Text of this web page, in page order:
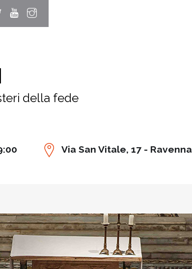
della fede
Via San Vitale, 17 - Ravenna